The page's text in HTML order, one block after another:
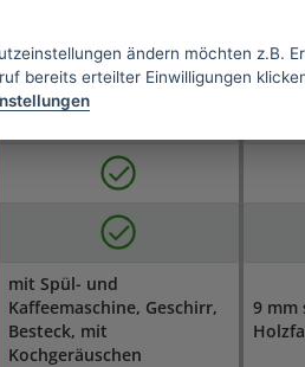
mit Spül- und
Kaffeemaschine, Geschirr,
Besteck, mit
Kochgeräuschen
9 mm
ändern möchten z.B.
bereits erteilter Einwilligungen